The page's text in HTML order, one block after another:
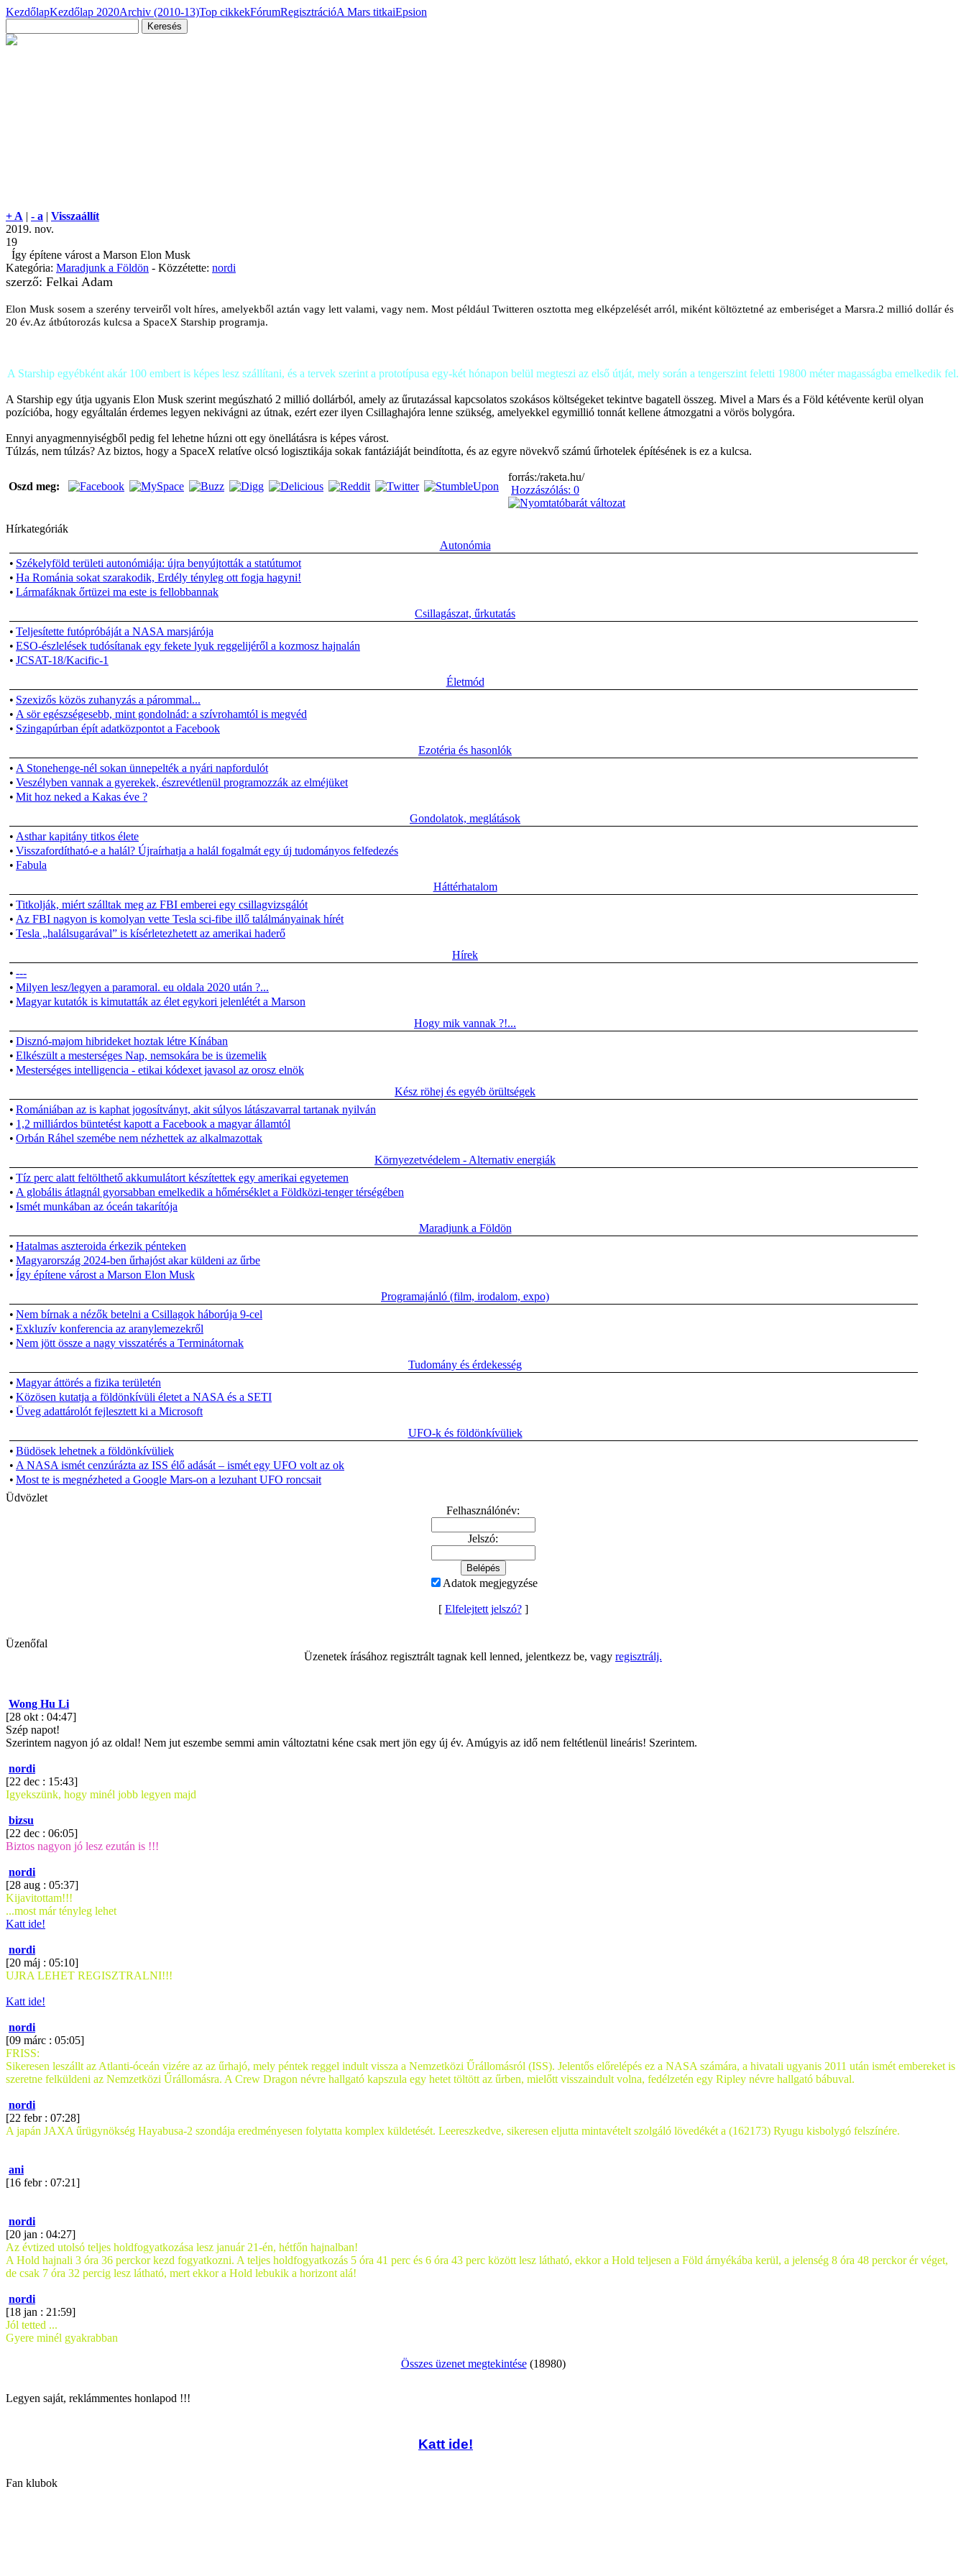
KezdőlapKezdőlap 2020Archiv (2010-13)Top cikkekFórumRegisztrációA Mars titkaiEpsion
+ A | - a | Visszaállít
2019. nov.
19
Így építene várost a Marson Elon Musk
Kategória: Maradjunk a Földön - Közzétette: nordi
szerző: Felkai Adam
Elon Musk sosem a szerény terveiről volt híres, amelyekből aztán vagy lett valami, vagy nem. Most például Twitteren osztotta meg elképzelését arról, miként költöztetné az emberiséget a Marsra.2 millió dollár és
20 év.Az átbútorozás kulcsa a SpaceX Starship programja.
A Starship egyébként akár 100 embert is képes lesz szállítani, és a tervek szerint a prototípusa egy-két hónapon belül megteszi az első útját, mely során a tengerszint feletti 19800 méter magasságba emelkedik fel.
A Starship egy útja ugyanis Elon Musk szerint megúszható 2 millió dollárból, amely az űrutazással kapcsolatos szokásos költségeket tekintve bagatell összeg. Mivel a Mars és a Föld kétévente kerül olyan
pozícióba, hogy egyáltalán érdemes legyen nekivágni az útnak, ezért ezer ilyen Csillaghajóra lenne szükség, amelyekkel egymillió tonnát kellene átmozgatni a vörös bolygóra.
Ennyi anyagmennyiségből pedig fel lehetne húzni ott egy önellátásra is képes várost.
Túlzás, nem túlzás? Az biztos, hogy a SpaceX relatíve olcsó logisztikája sokak fantáziáját beindította, és az egyre növekvő számú űrhotelek építésének is ez a kulcsa.
forrás:/raketa.hu/
Oszd meg: Hozzászólás: 0
Hírkategóriák
Autonómia
• Székelyföld területi autonómiája: újra benyújtották a statútumot
• Ha Románia sokat szarakodik, Erdély tényleg ott fogja hagyni!
• Lármafáknak őrtüzei ma este is fellobbannak
Csillagászat, űrkutatás
• Teljesítette futópróbáját a NASA marsjárója
• ESO-észlelések tudósítanak egy fekete lyuk reggelijéről a kozmosz hajnalán
• JCSAT-18/Kacific-1
Életmód
• Szexizős közös zuhanyzás a párommal...
• A sör egészségesebb, mint gondolnád: a szívrohamtól is megvéd
• Szingapúrban épít adatközpontot a Facebook
Ezotéria és hasonlók
• A Stonehenge-nél sokan ünnepelték a nyári napfordulót
• Veszélyben vannak a gyerekek, észrevétlenül programozzák az elméjüket
• Mit hoz neked a Kakas éve ?
Gondolatok, meglátások
• Asthar kapitány titkos élete
• Visszafordítható-e a halál? Újraírhatja a halál fogalmát egy új tudományos felfedezés
• Fabula
Háttérhatalom
• Titkolják, miért szálltak meg az FBI emberei egy csillagvizsgálót
• Az FBI nagyon is komolyan vette Tesla sci-fibe illő találmányainak hírét
• Tesla „halálsugarával” is kísérletezhetett az amerikai haderő
Hí­rek
• ---
• Milyen lesz/legyen a paramoral. eu oldala 2020 után ?...
• Magyar kutatók is kimutatták az élet egykori jelenlétét a Marson
Hogy mik vannak ?!...
• Disznó-majom hibrideket hoztak létre Kínában
• Elkészült a mesterséges Nap, nemsokára be is üzemelik
• Mesterséges intelligencia - etikai kódexet javasol az orosz elnök
Kész röhej és egyéb örültségek
• Romániában az is kaphat jogosítványt, akit súlyos látászavarral tartanak nyilván
• 1,2 milliárdos büntetést kapott a Facebook a magyar államtól
• Orbán Ráhel szemébe nem nézhettek az alkalmazottak
Környezetvédelem - Alternativ energiák
• Tíz perc alatt feltölthető akkumulátort készítettek egy amerikai egyetemen
• A globális átlagnál gyorsabban emelkedik a hőmérséklet a Földközi-tenger térségében
• Ismét munkában az óceán takarítója
Maradjunk a Földön
• Hatalmas aszteroida érkezik pénteken
• Magyarország 2024-ben űrhajóst akar küldeni az űrbe
• Így építene várost a Marson Elon Musk
Programajánló (film, irodalom, expo)
• Nem bírnak a nézők betelni a Csillagok háborúja 9-cel
• Exkluzív konferencia az aranylemezekről
• Nem jött össze a nagy visszatérés a Terminátornak
Tudomány és érdekesség
• Magyar áttörés a fizika területén
• Közösen kutatja a földönkívüli életet a NASA és a SETI
• Üveg adattárolót fejlesztett ki a Microsoft
UFO-k és földönkí­vüliek
• Büdösek lehetnek a földönkívüliek
• A NASA ismét cenzúrázta az ISS élő adását – ismét egy UFO volt az ok
• Most te is megnézheted a Google Mars-on a lezuhant UFO roncsait
Üdvözlet
Felhasználónév:
Jelszó:
Adatok megjegyzése
[ Elfelejtett jelszó?]
Üzenőfal
Üzenetek írásához regisztrált tagnak kell lenned, jelentkezz be, vagy regisztrálj.
Wong Hu Li
[28 okt : 04:47]
Szép napot!
Szerintem nagyon jó az oldal! Nem jut eszembe semmi amin változtatni kéne csak mert jön egy új év. Amúgyis az idő nem feltétlenül lineáris! Szerintem.
nordi
[22 dec : 15:43]
Igyekszünk, hogy minél jobb legyen majd
bizsu
[22 dec : 06:05]
Biztos nagyon jó lesz ezután is !!!
nordi
[28 aug : 05:37]
Kijavitottam!!!
...most már tényleg lehet
Katt ide!
nordi
[20 máj : 05:10]
UJRA LEHET REGISZTRALNI!!!
Katt ide!
nordi
[09 márc : 05:05]
FRISS:
Sikeresen leszállt az Atlanti-óceán vizére az az űrhajó, mely péntek reggel indult vissza a Nemzetközi Űrállomásról (ISS). Jelentős előrelépés ez a NASA számára, a hivatali ugyanis 2011 után ismét embereket is
szeretne felküldeni az Nemzetközi Űrállomásra. A Crew Dragon névre hallgató kapszula egy hetet töltött az űrben, mielőtt visszaindult volna, fedélzetén egy Ripley névre hallgató bábuval.
nordi
[22 febr : 07:28]
A japán JAXA űrügynökség Hayabusa-2 szondája eredményesen folytatta komplex küldetését. Leereszkedve, sikeresen eljutta mintavételt szolgáló lövedékét a (162173) Ryugu kisbolygó felszínére.
ani
[16 febr : 07:21]
nordi
[20 jan : 04:27]
Az évtized utolsó teljes holdfogyatkozása lesz január 21-én, hétfőn hajnalban!
A Hold hajnali 3 óra 36 perckor kezd fogyatkozni. A teljes holdfogyatkozás 5 óra 41 perc és 6 óra 43 perc között lesz látható, ekkor a Hold teljesen a Föld árnyékába kerül, a jelenség 8 óra 48 perckor ér véget,
de csak 7 óra 32 percig lesz látható, mert ekkor a Hold lebukik a horizont alá!
nordi
[18 jan : 21:59]
Jól tetted ...
Gyere minél gyakrabban
Összes üzenet megtekintése(18980)
Legyen saját, reklámmentes honlapod !!!
Katt ide!
Fan klubok